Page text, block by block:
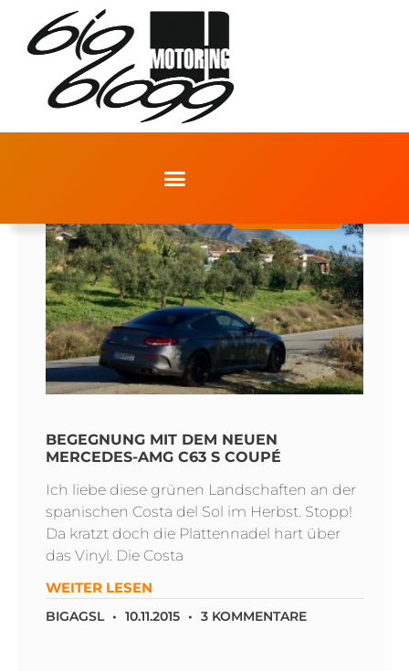
BEGEGNUNG MIT DEM NEUEN
MERCEDES-AMG C63 S COUPÉ
Ich liebe diese grünen Landschaften an der
spanischen Costa del Sol im Herbst. Stopp!
Da kratzt doch die Plattennadel hart über
das Vinyl. Die Costa
WEITER LESEN
BIGAGSL 10.11.2015 3 KOMMENTARE